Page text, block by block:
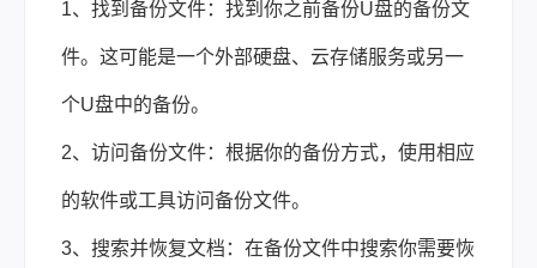
1、找到备份文件：找到你之前备份U盘的备份文
件。这可能是一个外部硬盘、云存储服务或另一
个U盘中的备份。
2、访问备份文件：根据你的备份方式，使用相应
的软件或工具访问备份文件。
3、搜索并恢复文档：在备份文件中搜索你需要恢